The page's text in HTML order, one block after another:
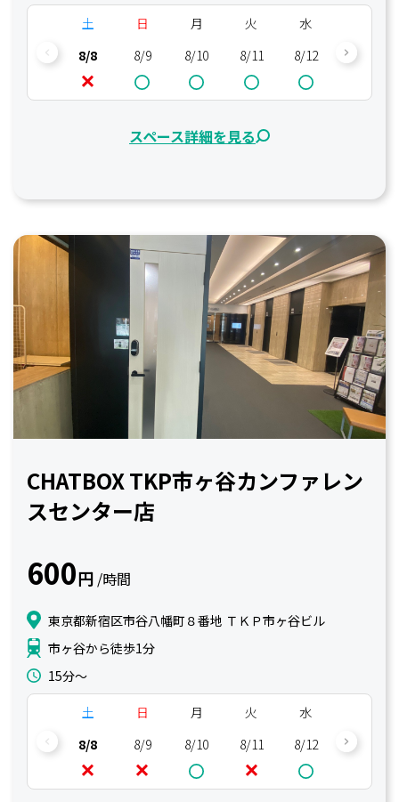
土
8/8
日
8/9
月
8/10
火
8/11
水
8/12
8/13
スペース詳細を見る
CHATBOX TKP市ヶ谷カンファレン
スセンター店
600円 /時間
東京都新宿区市谷八幡町８番地 ＴＫＰ市ヶ谷ビル
市ヶ谷から徒歩1分
15分〜
土
8/8
日
8/9
月
8/10
火
8/11
水
8/12
8/13